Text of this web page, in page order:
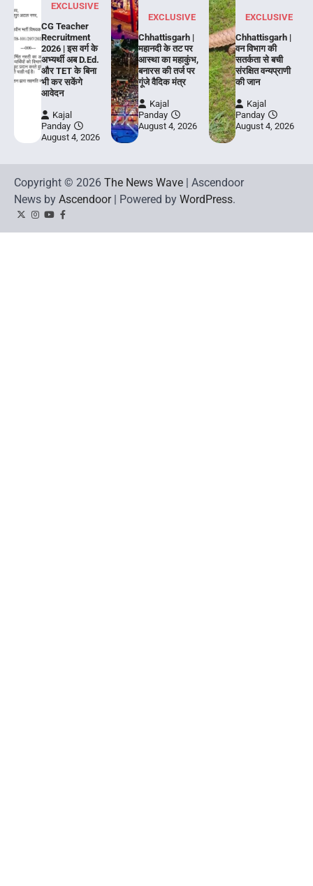
EXCLUSIVE
CG Teacher
Recruitment
2026 | इस वर्ग के
अभ्यर्थी अब D.Ed.
और TET के बिना
भी कर सकेंगे
आवेदन
Kajal
Panday
August 4, 2026
EXCLUSIVE
Chhattisgarh |
महानदी के तट पर
आस्था का महाकुंभ,
बनारस की तर्ज पर
गूंजे वैदिक मंत्र
Kajal
Panday
August 4, 2026
EXCLUSIVE
Chhattisgarh |
वन विभाग की
सतर्कता से बची
संरक्षित वन्यप्राणी
की जान
Kajal
Panday
August 4, 2026
Copyright © 2026 The News Wave | Ascendoor
News by Ascendoor| Powered by WordPress.
TwitterInstagram
YouTubeFacebook